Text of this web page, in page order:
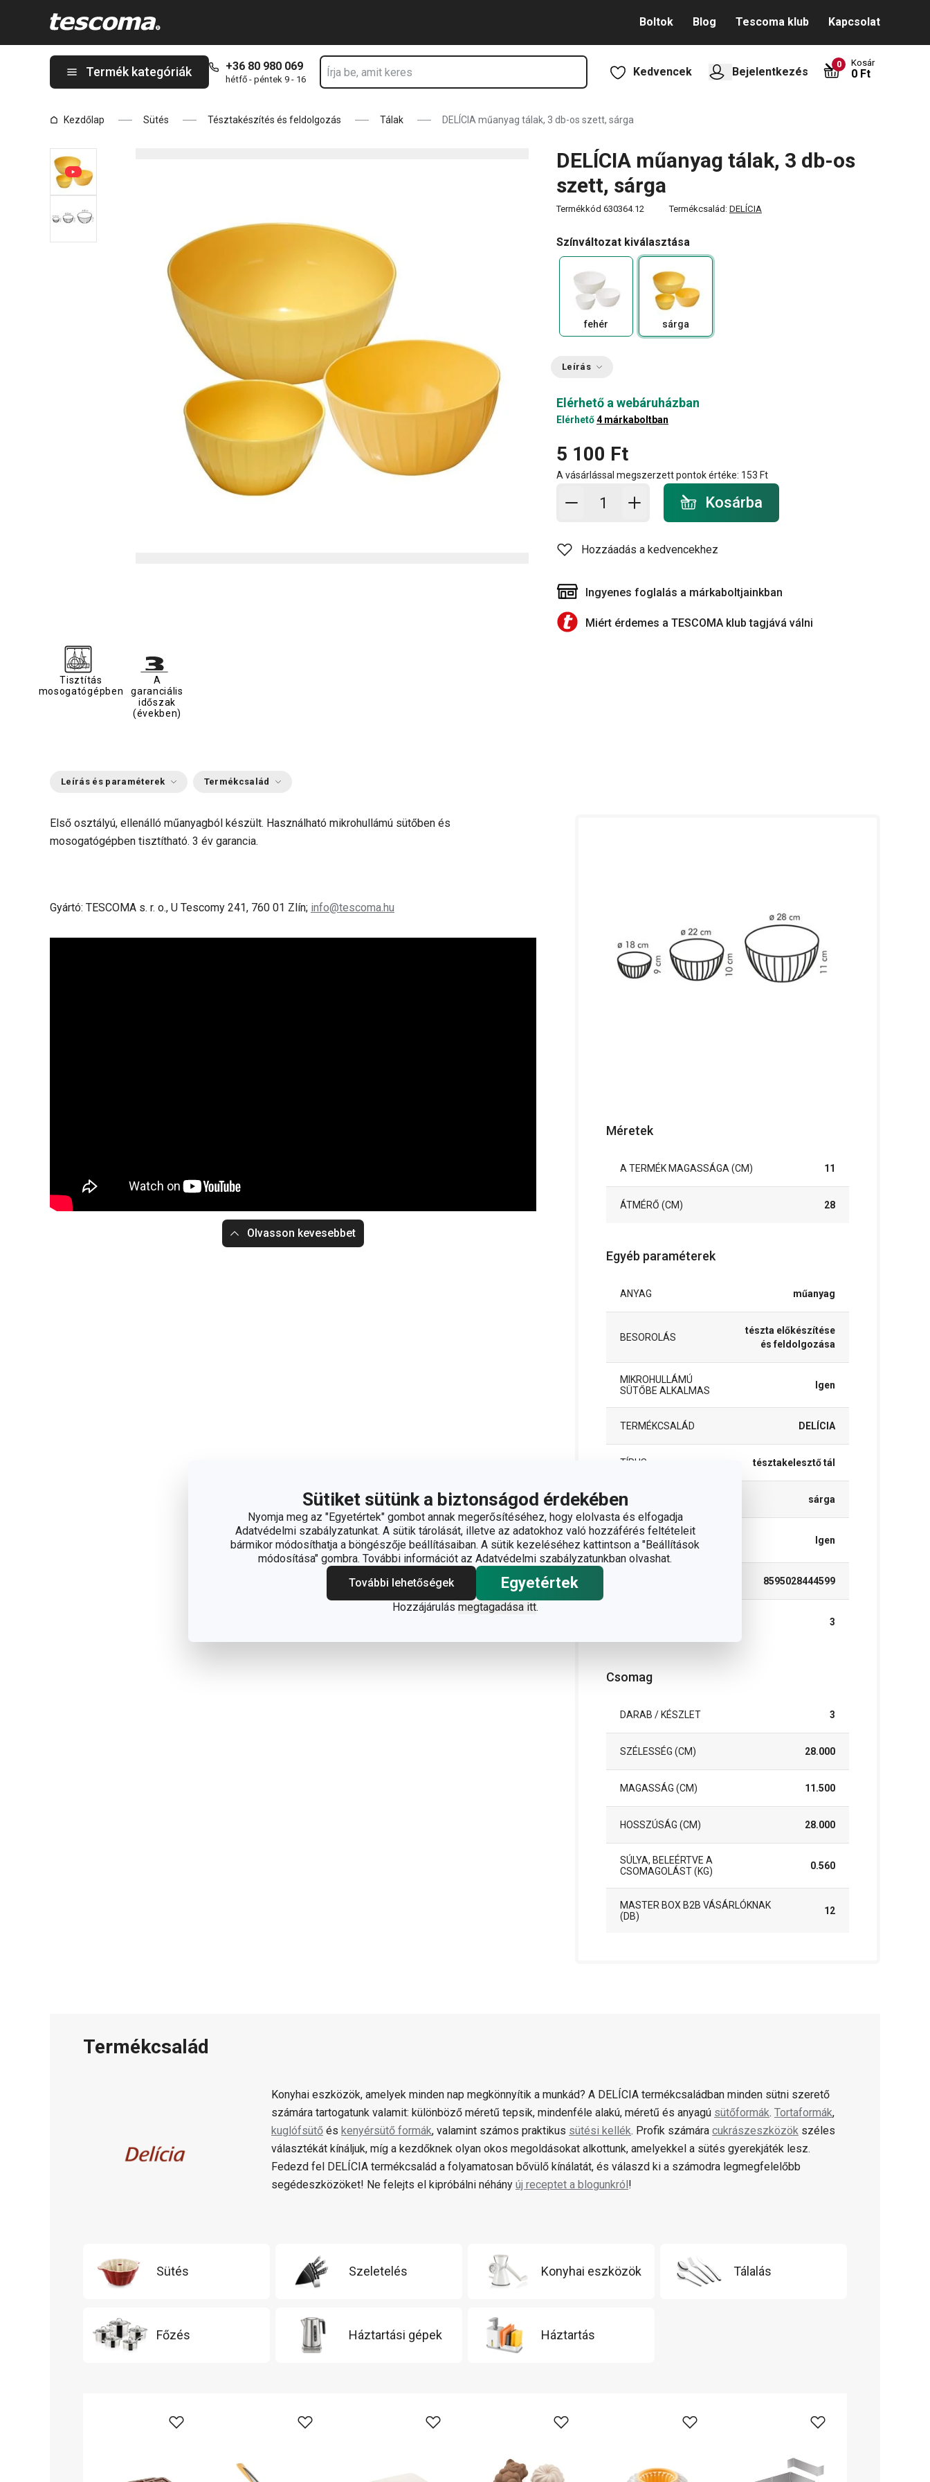
Sütiket sütünk a biztonságod érdekében
Nyomja meg az "Egyetértek" gombot annak megerősítéséhez, hogy elolvasta és elfogadja
Adatvédelmi szabályzatunkat. A sütik tárolását, illetve az adatokhoz való hozzáférés feltételeit
bármikor módosíthatja a böngészője beállításaiban. A sütik kezeléséhez kattintson a "Beállítások
módosítása" gombra. További információt az Adatvédelmi szabályzatunkban olvashat.
További lehetőségek
Egyetértek
Hozzájárulás megtagadása itt.
Boltok Blog Tescoma klub Kapcsolat
Termék kategóriák +36 80 980 069
hétfő - péntek 9 - 16
Kedvencek Bejelentkezés
0 Kosár
0 Ft
Kezdőlap Sütés Tésztakészítés és feldolgozás Tálak DELÍCIA műanyag tálak, 3 db-os szett, sárga
DELÍCIA műanyag tálak, 3 db-os
szett, sárga
Termékkód 630364.12 Termékcsalád: DELÍCIA
Színváltozat kiválasztása
fehér sárga
Leírás
Elérhető a webáruházban
Elérhető4 márkaboltban
5 100 Ft
A vásárlással megszerzett pontok értéke: 153 Ft
Kosárba - mennyiség
Kosárba
Hozzáadás a kedvencekhez
Ingyenes foglalás a márkaboltjainkban
Miért érdemes a TESCOMA klub tagjává válni
Tisztítás
mosogatógépben
A
garanciális
időszak
(években)
Leírás és paraméterek Termékcsalád
Első osztályú, ellenálló műanyagból készült. Használható mikrohullámú sütőben és
mosogatógépben tisztítható. 3 év garancia.
Gyártó: TESCOMA s. r. o., U Tescomy 241, 760 01 Zlín; info@tescoma.hu
Olvasson kevesebbet
Méretek
A TERMÉK MAGASSÁGA (CM) 11
ÁTMÉRŐ (CM) 28
Egyéb paraméterek
ANYAG műanyag
BESOROLÁS
tészta előkészítése
és feldolgozása
MIKROHULLÁMÚ
SÜTŐBE ALKALMAS
Igen
TERMÉKCSALÁD DELÍCIA
TÍPUS tésztakelesztő tál
SZÍN sárga
TISZTÍTÁS
MOSOGATÓGÉPBEN
Igen
8595028444599
3
Csomag
DARAB / KÉSZLET 3
SZÉLESSÉG (CM) 28.000
MAGASSÁG (CM) 11.500
HOSSZÚSÁG (CM) 28.000
SÚLYA, BELEÉRTVE A
CSOMAGOLÁST (KG)
0.560
MASTER BOX B2B VÁSÁRLÓKNAK
(DB)
12
Termékcsalád
Konyhai eszközök, amelyek minden nap megkönnyítik a munkád? A DELÍCIA termékcsaládban minden sütni szerető
számára tartogatunk valamit: különböző méretű tepsik, mindenféle alakú, méretű és anyagú sütőformák. Tortaformák,
kuglófsütő és kenyérsütő formák, valamint számos praktikus sütési kellék. Profik számára cukrászeszközök széles
választékát kínáljuk, míg a kezdőknek olyan okos megoldásokat alkottunk, amelyekkel a sütés gyerekjáték lesz.
Fedezd fel DELÍCIA termékcsalád a folyamatosan bővülő kínálatát, és válaszd ki a számodra legmegfelelőbb
segédeszközöket! Ne felejts el kipróbálni néhány új receptet a blogunkról!
Sütés Szeletelés Konyhai eszközök Tálalás
Főzés Háztartási gépek Háztartás